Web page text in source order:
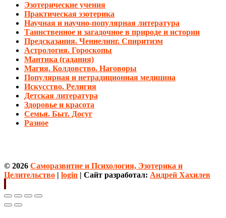
Эзотерические учения
Практическая эзотерика
Научная и научно-популярная литература
Таинственное и загадочное в природе и истории
Предсказания. Ченнелинг. Спиритизм
Астрология. Гороскопы
Мантика (гадания)
Магия. Колдовство. Наговоры
Популярная и нетрадиционная медицина
Искусство. Религия
Детская литература
Здоровье и красота
Семья. Быт. Досуг
Разное
© 2026 Саморазвитие и Психология, Эзотерика и
Целительство | login | Сайт разработал: Андрей Хахилев